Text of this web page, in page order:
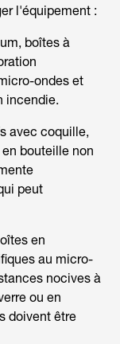
l'équipement :
boîtes à
ondes et
incendie.
avec coquille,
bouteille non
peut
en
au micro-
nocives à
ou en
doivent être